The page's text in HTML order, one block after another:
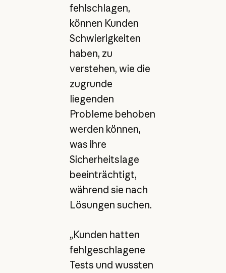
fehlschlagen,
können Kunden
Schwierigkeiten
haben, zu
verstehen, wie die
zugrunde
liegenden
Probleme behoben
werden können,
was ihre
Sicherheitslage
beeinträchtigt,
während sie nach
Lösungen suchen.
„Kunden hatten
fehlgeschlagene
Tests und wussten